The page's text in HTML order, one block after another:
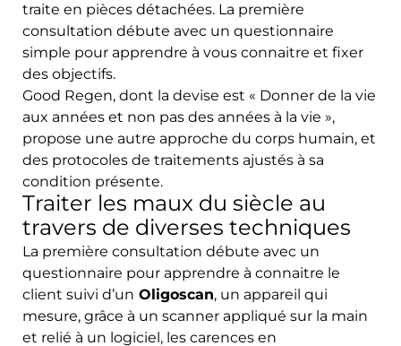
traite en pièces détachées. La première
consultation débute avec un questionnaire
simple pour apprendre à vous connaitre et fixer
des objectifs.
Good Regen, dont la devise est « Donner de la vie
aux années et non pas des années à la vie »,
propose une autre approche du corps humain, et
des protocoles de traitements ajustés à sa
condition présente.
Traiter les maux du siècle au
travers de diverses techniques
La première consultation débute avec un
questionnaire pour apprendre à connaitre le
client suivi d’un Oligoscan, un appareil qui
mesure, grâce à un scanner appliqué sur la main
et relié à un logiciel, les carences en